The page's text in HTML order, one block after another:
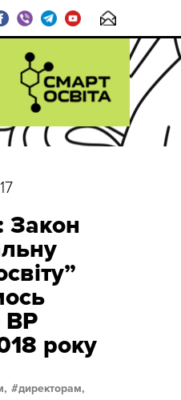
Закон
ВР
року
директорам,